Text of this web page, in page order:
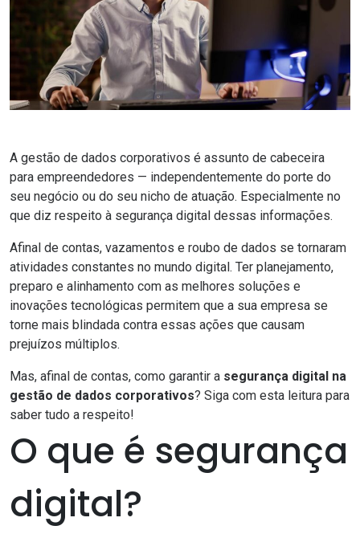
A gestão de dados corporativos é assunto de cabeceira
para empreendedores — independentemente do porte do
seu negócio ou do seu nicho de atuação. Especialmente no
que diz respeito à segurança digital dessas informações.
Afinal de contas, vazamentos e roubo de dados se tornaram
atividades constantes no mundo digital. Ter planejamento,
preparo e alinhamento com as melhores soluções e
inovações tecnológicas permitem que a sua empresa se
torne mais blindada contra essas ações que causam
prejuízos múltiplos.
Mas, afinal de contas, como garantir a segurança digital na
gestão de dados corporativos? Siga com esta leitura para
saber tudo a respeito!
O que é segurança
digital?